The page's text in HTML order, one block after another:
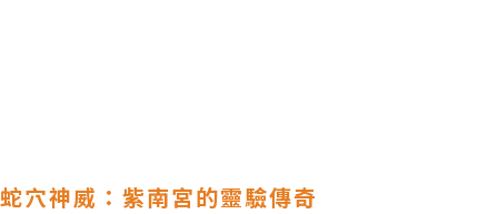
蛇穴神威：紫南宮的靈驗傳奇